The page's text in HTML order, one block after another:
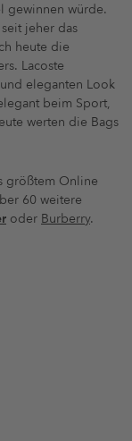
gewinnen würde.
jeher das
heute die
Lacoste
eleganten Look
beim Sport,
werten die Bags
größtem Online
60 weitere
oder Burberry.